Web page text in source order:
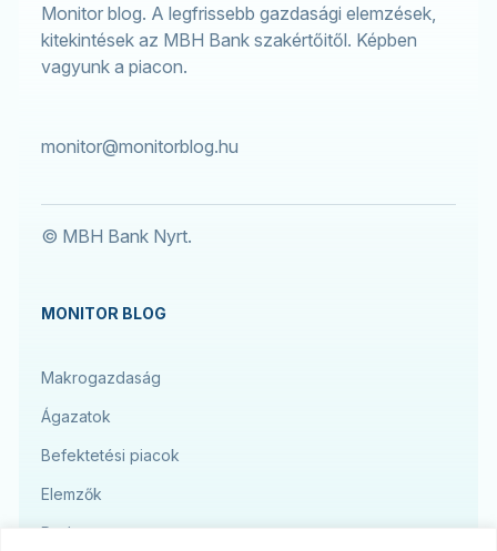
Monitor blog. A legfrissebb gazdasági elemzések,
kitekintések az MBH Bank szakértőitől. Képben
vagyunk a piacon.
monitor@monitorblog.hu
© MBH Bank Nyrt.
MONITOR BLOG
Makrogazdaság
Ágazatok
Befektetési piacok
Elemzők
Podcast